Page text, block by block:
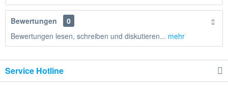
Bewertungen
0
Bewertungen lesen, schreiben und diskutieren... mehr
Service Hotline